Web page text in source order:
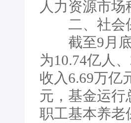
人力资源市场
二、社会
截至9月底
为10.74亿人
收入6.69万亿
元，基金运
职工基本养老